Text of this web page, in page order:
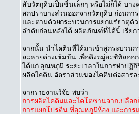
สับวัตถุดิบเป็นชิ้นเล็กๆ หรือไม่ก็ได้ บา
สกปรกบางส่วนออกจากวัตถุดิบ ก่อนกา
และตามด้วยกระบวนการแยกแร่ธาตุด้
ลำดับก่อนหลังได้ ผลิตภัณฑ์ที่ได้นี้ เรียก
จากนั้น นำไคตินที่ได้มาเข้าสู่กระบวน
ละลายด่างเข้มข้น เพื่อดึงหมู่อะซิทิลอ
ได้แก่ อุณหภูมิ ระยะเวลาในการทำปฏิ
ผลิตไคติน อัตราส่วนของไคตินต่อสาร
จากรายงานวิจัย พบว่า
การผลิตไคตินและไคโตซานจากเปลือ
การแยกโปรตีน ที่อุณหภูมิห้อง และกา